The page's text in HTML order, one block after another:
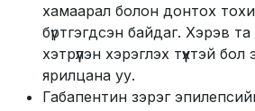
хамаарал болон донтох
бүртгэгдсэн байдаг. Хэрэв
хэтрүүлэн хэрэглэх түүхтэй
ярилцана уу.
Габапентин зэрэг